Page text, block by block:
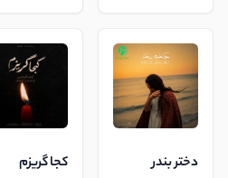
دختر بندر کجا گریزم